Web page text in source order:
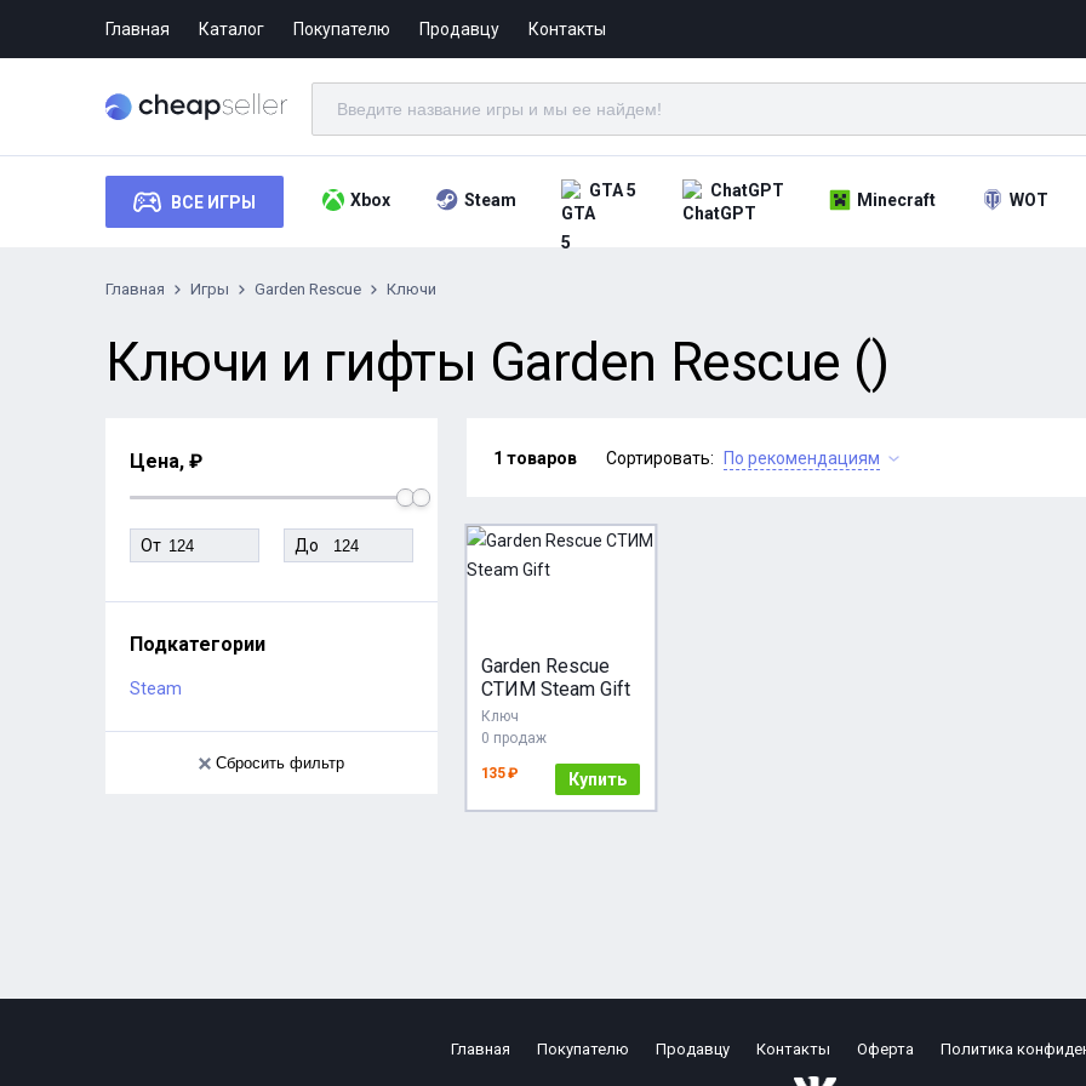
Главная Каталог Покупателю Продавцу Контакты
ВСЕ ИГРЫ Xbox Steam GTA 5 ChatGPT Minecraft WOT
Главная Игры Garden Rescue Ключи
Ключи и гифты Garden Rescue ()
Цена, ₽
От До
Подкатегории
Steam
Сбросить фильтр
1 товаров Сортировать: По рекомендациям
Garden Rescue
СТИМ Steam Gift
Ключ
0 продаж
135 ₽ Купить
Главная Покупателю Продавцу Контакты Оферта Политика